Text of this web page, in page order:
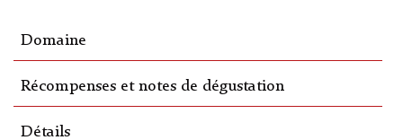
Domaine
Récompenses et notes de dégustation
Détails